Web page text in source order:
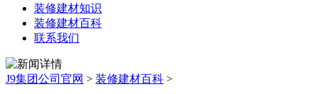
装修建材知识
装修建材百科
联系我们
J9集团公司官网 > 装修建材百科 >